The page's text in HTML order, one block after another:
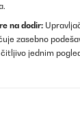
na dodir:
zasebno
čitljivo jednim